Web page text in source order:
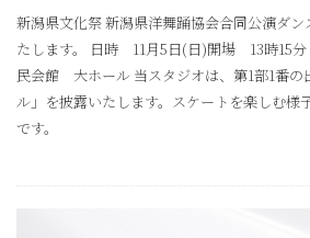
新潟県文化祭 新潟県洋舞踊協会合同公演ダ
たします。 日時 11月5日(日)開場 13時15
民会館 大ホール 当スタジオは、第1部1番の
ル」を披露いたします。スケートを楽しむ様
です。